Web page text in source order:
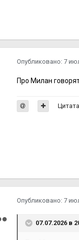
Опубликовано: 7
Про Милан
Цитата
Опубликовано: 7
07.07.2026 в